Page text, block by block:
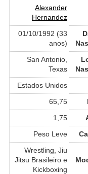
Alexander
Hernandez
01/10/1992 (33
anos)
San Antonio,
Texas
Estados Unidos
65,75
1,75
Peso Leve
Wrestling, Jiu
Jitsu Brasileiro e
Kickboxing